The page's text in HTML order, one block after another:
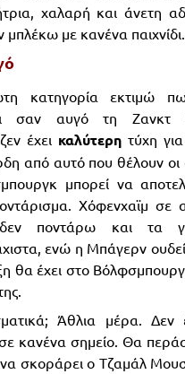
χαλαρή και άνετη
μπλέκω με κανένα παιχνίδι.
κατηγορία εκτιμώ
σαν αυγό τη
έχει καλύτερη τύχη
από αυτό που θέλουν οι
μπορεί να
Χόφενχαϊμ σε
ποντάρω και τα
ενώ η Μπάγερν
θα έχει στο
Άθλια μέρα.
κανένα σημείο. Θα
σκοράρει ο Τζαμάλ